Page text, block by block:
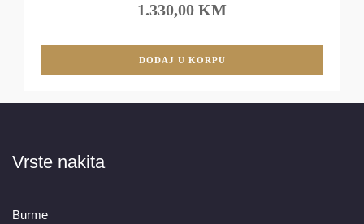
1.330,00 KM
DODAJ U KORPU
Vrste nakita
Burme